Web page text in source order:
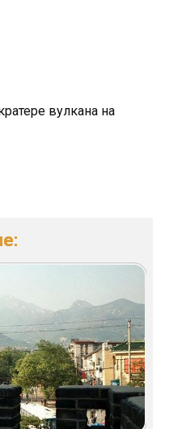
вулкана на